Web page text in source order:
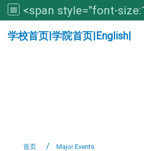
学校首页|学院首页|English|
首页 Major Events